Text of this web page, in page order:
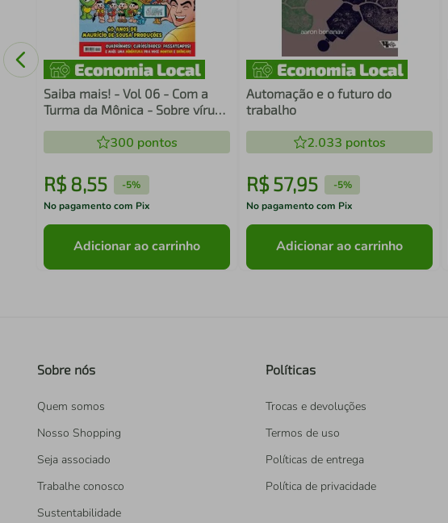
Saiba mais! - Vol 06 - Com a
Turma da Mônica - Sobre vírus
300 pontos
R$ 8,55 -5%
No pagamento com Pix
Adicionar ao carrinho
Automação e o futuro do
trabalho
2.033 pontos
R$ 57,95 -5%
No pagamento com Pix
Adicionar ao carrinho
Sobre nós
Quem somos
Nosso Shopping
Seja associado
Trabalhe conosco
Sustentabilidade
Políticas
Trocas e devoluções
Termos de uso
Políticas de entrega
Política de privacidade